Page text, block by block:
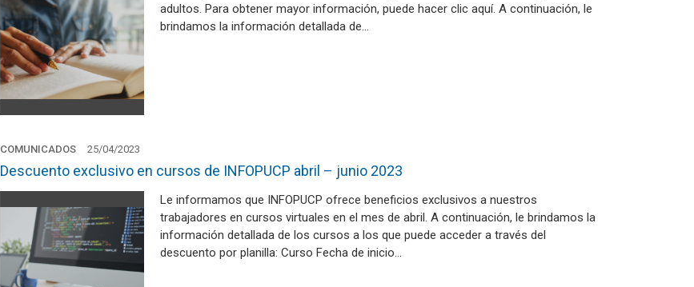
adultos. Para obtener mayor información, puede hacer clic aquí. A continuación, le
brindamos la información detallada de…
COMUNICADOS 25/04/2023
Descuento exclusivo en cursos de INFOPUCP abril – junio 2023
Le informamos que INFOPUCP ofrece beneficios exclusivos a nuestros
trabajadores en cursos virtuales en el mes de abril. A continuación, le brindamos la
información detallada de los cursos a los que puede acceder a través del
descuento por planilla: Curso Fecha de inicio…